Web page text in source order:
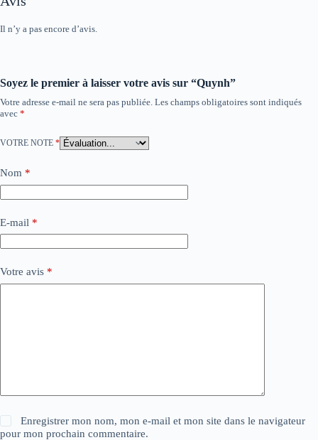
Il n’y a pas encore d’avis.
Soyez le premier à laisser votre avis sur “Quynh”
Votre adresse e-mail ne sera pas publiée. Les champs obligatoires sont indiqués
avec *
VOTRE NOTE *
Nom *
E-mail *
Votre avis *
Enregistrer mon nom, mon e-mail et mon site dans le navigateur
pour mon prochain commentaire.